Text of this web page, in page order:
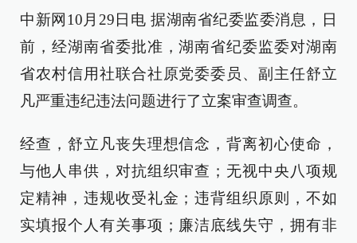
中新网10月29日电 据湖南省纪委监委消息，日
前，经湖南省委批准，湖南省纪委监委对湖南
省农村信用社联合社原党委委员、副主任舒立
凡严重违纪违法问题进行了立案审查调查。
经查，舒立凡丧失理想信念，背离初心使命，
与他人串供，对抗组织审查；无视中央八项规
定精神，违规收受礼金；违背组织原则，不如
实填报个人有关事项；廉洁底线失守，拥有非